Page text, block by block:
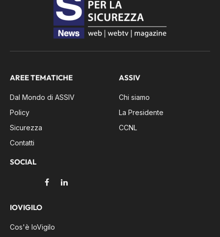
AREE TEMATICHE
Dal Mondo di ASSIV
Policy
Sicurezza
Contatti
SOCIAL
FacebookLinkedIn
ASSIV
Chi siamo
La Presidente
CCNL
IOVIGILO
Cos'è IoVigilo